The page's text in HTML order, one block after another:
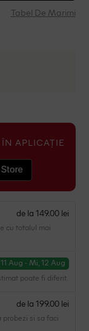
Tabel De Marimi
APLICAȚIE
de la 149.00 lei
cu totalul mai
Aug - Mi, 12 Aug
poate fi diferit.
de la 199.00 lei
probezi si sa faci